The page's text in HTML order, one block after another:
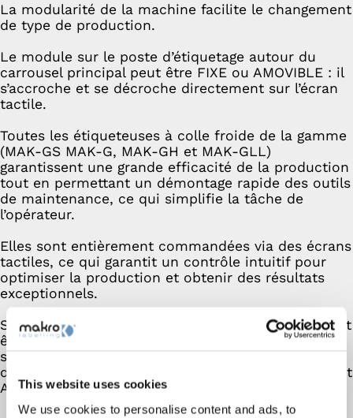
This website uses cookies
We use cookies to personalise content and ads, to
La modularité de la machine facilite le changement
de type de production.
Le module sur le poste d’étiquetage autour du
carrousel principal peut être FIXE ou AMOVIBLE : il
s’accroche et se décroche directement sur l’écran
tactile.
Toutes les étiqueteuses à colle froide de la gamme
(MAK-GS MAK-G, MAK-GH et MAK-GLL)
garantissent une grande efficacité de la production
tout en permettant un démontage rapide des outils
de maintenance, ce qui simplifie la tâche de
l’opérateur.
Elles sont entièrement commandées via des écrans
tactiles, ce qui garantit un contrôle intuitif pour
optimiser la production et obtenir des résultats
exceptionnels.
Sur demande, un certain nombre d’options peuvent
être installées sur ces modèles, comme les
systèmes de centrage optique et de contrôle
d’étiquettes brevetés de Makro : Follower, Raptor et
Alice.